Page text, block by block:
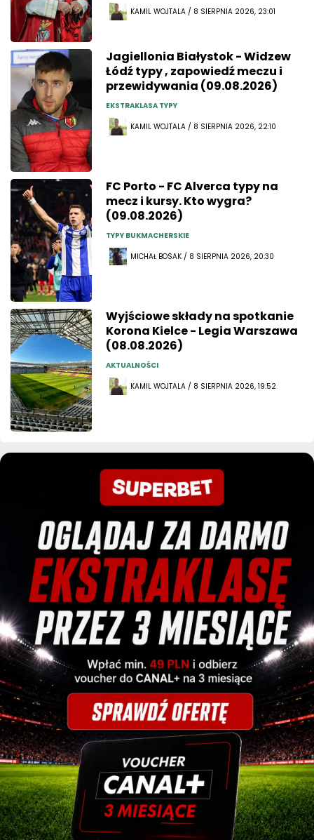
KAMIL WOJTALA / 8 SIERPNIA 2026, 23:01
Jagiellonia Białystok - Widzew
Łódź typy , zapowiedź meczu i
przewidywania (09.08.2026)
EKSTRAKLASA TYPY
KAMIL WOJTALA / 8 SIERPNIA 2026, 22:10
FC Porto - FC Alverca typy na
mecz i kursy. Kto wygra?
(09.08.2026)
TYPY BUKMACHERSKIE
MICHAŁ BOSAK / 8 SIERPNIA 2026, 20:30
Wyjściowe składy na spotkanie
Korona Kielce - Legia Warszawa
(08.08.2026)
AKTUALNOŚCI
KAMIL WOJTALA / 8 SIERPNIA 2026, 19:52